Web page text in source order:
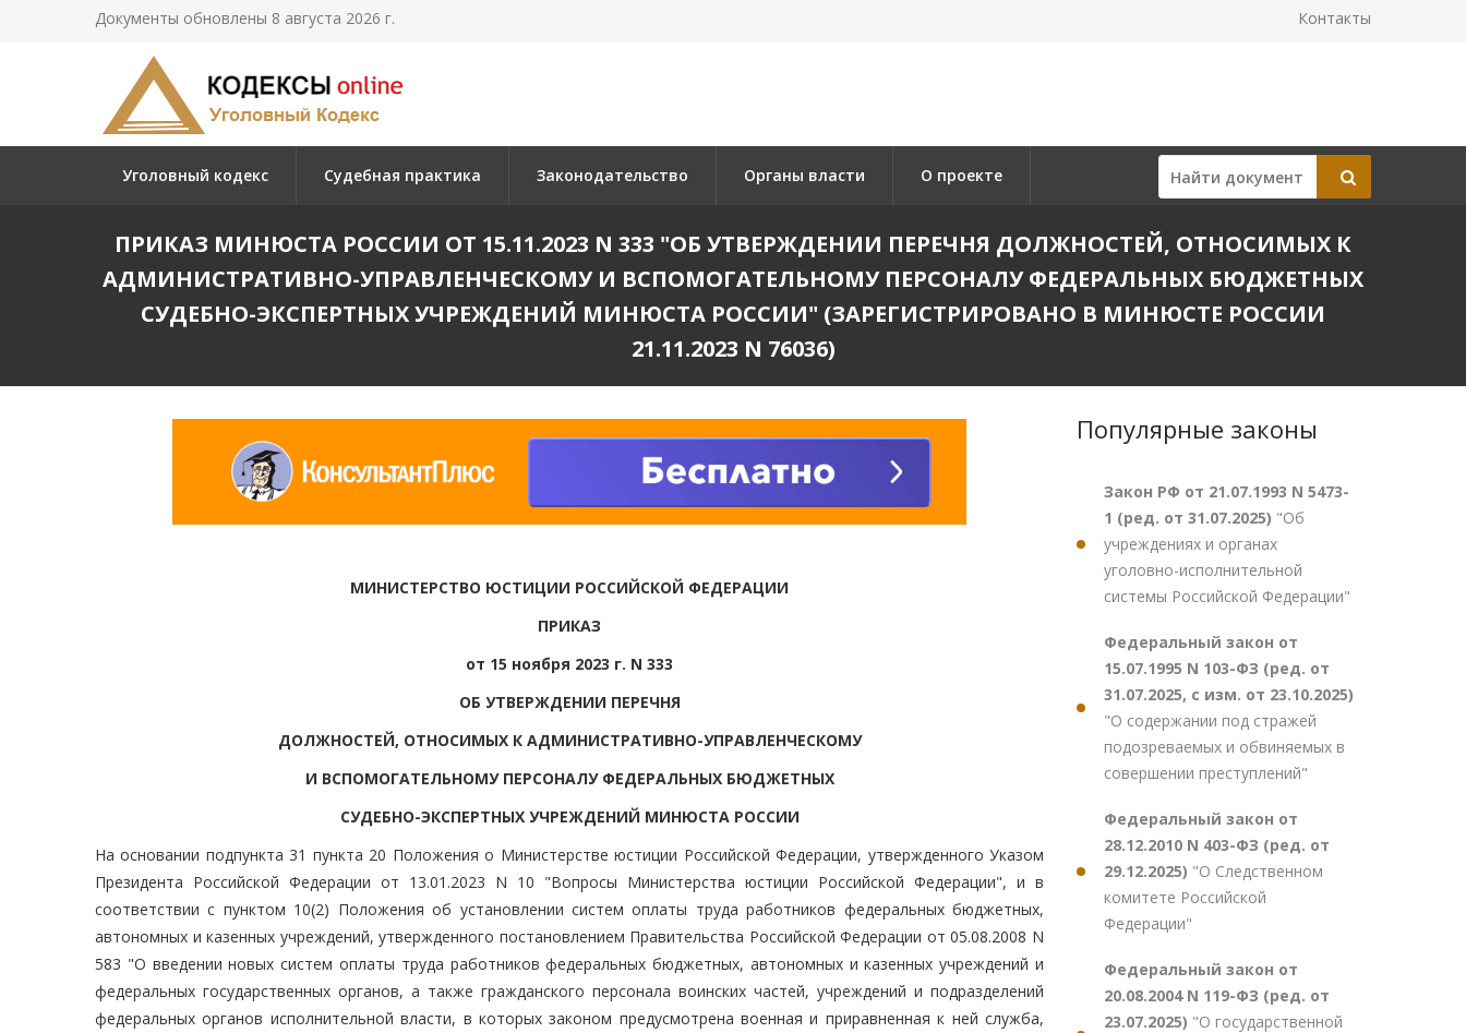
Документы обновлены 8 августа 2026 г. Контакты
Уголовный кодекс Судебная практика Законодательство Органы власти О проекте
ПРИКАЗ МИНЮСТА РОССИИ ОТ 15.11.2023 N 333 "ОБ УТВЕРЖДЕНИИ ПЕРЕЧНЯ ДОЛЖНОСТЕЙ, ОТНОСИМЫХ К
АДМИНИСТРАТИВНО-УПРАВЛЕНЧЕСКОМУ И ВСПОМОГАТЕЛЬНОМУ ПЕРСОНАЛУ ФЕДЕРАЛЬНЫХ БЮДЖЕТНЫХ
СУДЕБНО-ЭКСПЕРТНЫХ УЧРЕЖДЕНИЙ МИНЮСТА РОССИИ" (ЗАРЕГИСТРИРОВАНО В МИНЮСТЕ РОССИИ
21.11.2023 N 76036)
МИНИСТЕРСТВО ЮСТИЦИИ РОССИЙСКОЙ ФЕДЕРАЦИИ
ПРИКАЗ
от 15 ноября 2023 г. N 333
ОБ УТВЕРЖДЕНИИ ПЕРЕЧНЯ
ДОЛЖНОСТЕЙ, ОТНОСИМЫХ К АДМИНИСТРАТИВНО-УПРАВЛЕНЧЕСКОМУ
И ВСПОМОГАТЕЛЬНОМУ ПЕРСОНАЛУ ФЕДЕРАЛЬНЫХ БЮДЖЕТНЫХ
СУДЕБНО-ЭКСПЕРТНЫХ УЧРЕЖДЕНИЙ МИНЮСТА РОССИИ
На основании подпункта 31 пункта 20 Положения о Министерстве юстиции Российской Федерации, утвержденного Указом
Президента Российской Федерации от 13.01.2023 N 10 "Вопросы Министерства юстиции Российской Федерации", и в
соответствии с пунктом 10(2) Положения об установлении систем оплаты труда работников федеральных бюджетных,
автономных и казенных учреждений, утвержденного постановлением Правительства Российской Федерации от 05.08.2008 N
583 "О введении новых систем оплаты труда работников федеральных бюджетных, автономных и казенных учреждений и
федеральных государственных органов, а также гражданского персонала воинских частей, учреждений и подразделений
федеральных органов исполнительной власти, в которых законом предусмотрена военная и приравненная к ней служба,
Популярные законы
Закон РФ от 21.07.1993 N 5473-
1 (ред. от 31.07.2025) "Об
учреждениях и органах
уголовно-исполнительной
системы Российской Федерации"
Федеральный закон от
15.07.1995 N 103-ФЗ (ред. от
31.07.2025, с изм. от 23.10.2025)
"О содержании под стражей
подозреваемых и обвиняемых в
совершении преступлений"
Федеральный закон от
28.12.2010 N 403-ФЗ (ред. от
29.12.2025) "О Следственном
комитете Российской
Федерации"
Федеральный закон от
20.08.2004 N 119-ФЗ (ред. от
23.07.2025) "О государственной